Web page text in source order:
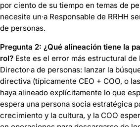
por ciento de su tiempo en temas de
necesite un·a Responsable de RRHH
de personas.
Pregunta 2: ¿Qué alineación tiene la
rol? Este es el error más estructural de
Director·a de personas: lanzar la
directiva (típicamente CEO + COO, o
haya alineado explícitamente lo que
espera una persona socia estratégica
crecimiento y la cultura, y la COO